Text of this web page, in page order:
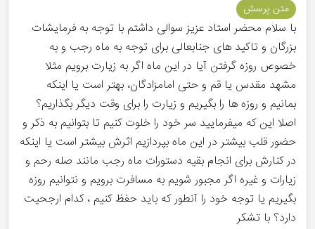
متن پرسش
با سلام محضر استاد عزیز سوالی داشتم با توجه به فرمایشات
بزرگان و تاکید های جنابعالی برای توجه به ماه رجب و به
خصوص روزه گرفتن آیا در این ماه اگر به زیارت برویم مثلا
مشهد مقدس یا قم و حتی امامزادگان، بهتر است یا اینکه
بمانیم و روزه ها را بگیریم و زیارت را برای وقت دیگر بگذاریم؟
اصلا این که میفرمایید سر خود را خلوت کنیم تا بتوانیم به ذکر و
حضور قلب بیشتر در این ماه بپردازیم اثرش بیشتر است یا اینکه
در کنارش برای انجام بقیه دستورات ماه رجب مانند صله رحم و
زیارات و غیره اگر مجبور شویم به مسافرت برویم و نتوانیم روزه
بگیریم یا توجه خود را آنطور که باید حفظ کنیم ، کدام ارجحیت
دارد؟ با تشکر